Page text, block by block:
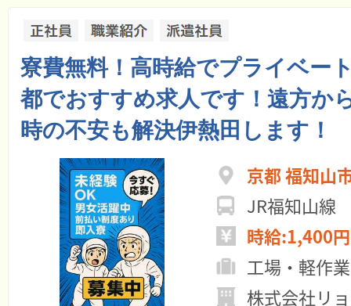
寮費無料！高時給でプライベー
都でおすすめ求人です！遠方か
時の不安も解決伊熱田します！
京都 福知山
JR福知山線
時給:1,400
工場・軽作業
株式会社リ